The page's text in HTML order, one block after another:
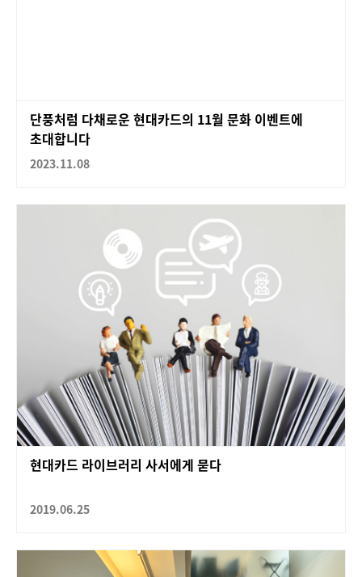
단풍처럼 다채로운 현대카드의 11월 문화 이벤트에
초대합니다
2023.11.08
현대카드 라이브러리 사서에게 묻다
2019.06.25